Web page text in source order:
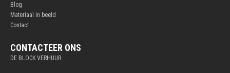
Blog
Materiaal in beeld
Contact
CONTACTEER ONS
DE BLOCK VERHUUR